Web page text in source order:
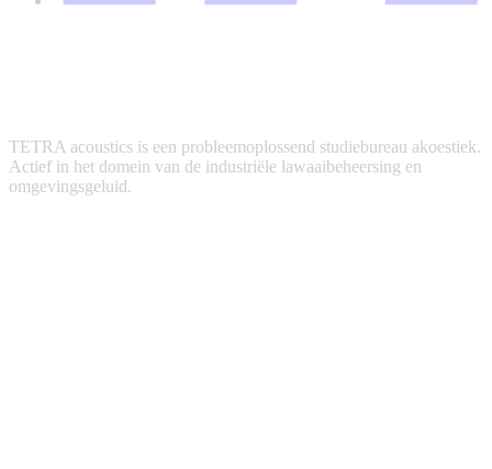
TETRA acoustics is een probleemoplossend studiebureau akoestiek.
Actief in het domein van de industriële lawaaibeheersing en
omgevingsgeluid.